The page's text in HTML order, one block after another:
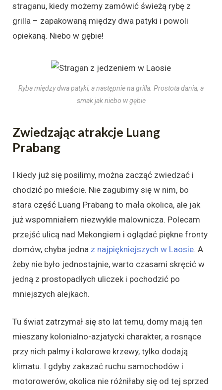
straganu, kiedy możemy zamówić świeżą rybę z
grilla – zapakowaną między dwa patyki i powoli
opiekaną. Niebo w gębie!
Ryba między dwa patyki, a następnie na grilla. Prostota dania, a
smak jak niebo w gębie
Zwiedzając atrakcje Luang
Prabang
I kiedy już się posilimy, można zacząć zwiedzać i
chodzić po mieście. Nie zagubimy się w nim, bo
stara część Luang Prabang to mała okolica, ale jak
już wspomniałem niezwykle malownicza. Polecam
przejść ulicą nad Mekongiem i oglądać piękne fronty
domów, chyba jedna z najpiękniejszych w Laosie. A
żeby nie było jednostajnie, warto czasami skręcić w
jedną z prostopadłych uliczek i pochodzić po
mniejszych alejkach.
Tu świat zatrzymał się sto lat temu, domy mają ten
mieszany kolonialno-azjatycki charakter, a rosnące
przy nich palmy i kolorowe krzewy, tylko dodają
klimatu. I gdyby zakazać ruchu samochodów i
motorowerów, okolica nie różniłaby się od tej sprzed